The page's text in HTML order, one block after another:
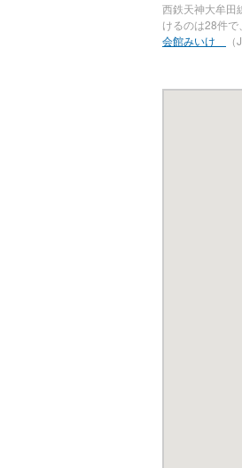
西鉄天神大牟田
けるのは28件で
会館みいけ